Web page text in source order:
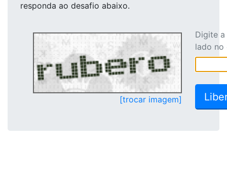
responda ao desafio abaixo.
[trocar imagem]
Digite
lado no